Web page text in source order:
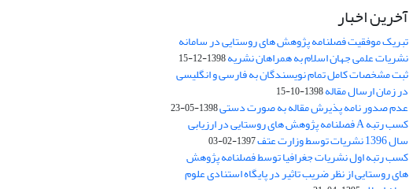
آخرین اخبار
تبریک موفقیت فصلنامه پژوهش های روستایی در سامانه
نشریات علمی جهان اسلام به همراهان نشریه1398-12-15
ثبت مشخصات کامل تمام نویسندگان به فارسی و انگلیسی
در زمان ارسال مقاله1398-10-15
عدم صدور نامه پذیرش مقاله به صورت دستی1398-05-23
کسب رتبه A فصلنامه پژوهش های روستایی در ارزیابی
سال 1396 نشریات توسط وزارت عتف 1397-02-03
کسب رتبه اول نشریات جغرافیا توسط فصلنامه پژوهش
های روستایی از نظر ضریب تاثیر در پایگاه استنادی علوم